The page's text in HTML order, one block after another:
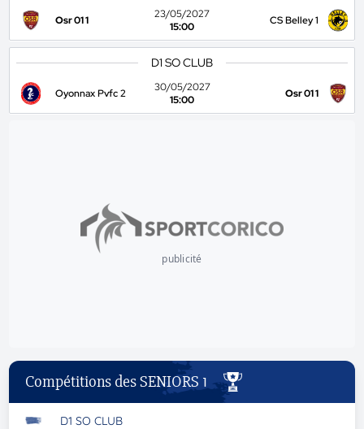
Osr 01 1
23/05/2027
15:00
CS Belley 1
D1 SO CLUB
Oyonnax Pvfc 2
30/05/2027
15:00
Osr 01 1
publicité
Compétitions des SENIORS 1
D1 SO CLUB